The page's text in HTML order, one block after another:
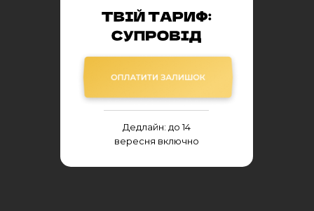
Дедлайн: до 14
вересня включно